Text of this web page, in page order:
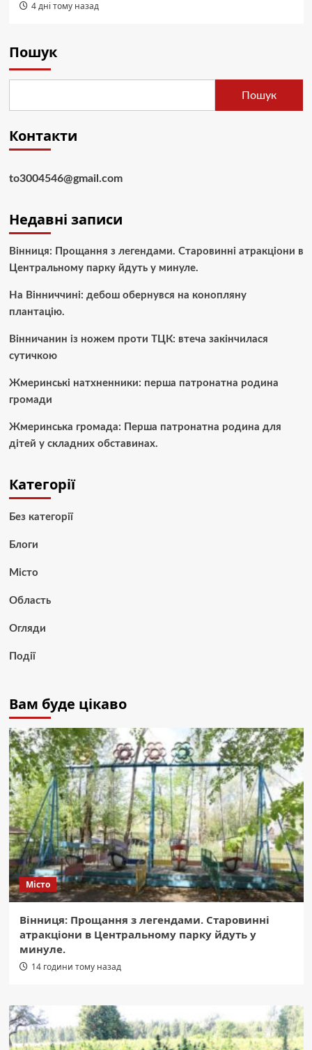
4 дні тому назад
Пошук
Пошук
Контакти
to3004546@gmail.com
Недавні записи
Вінниця: Прощання з легендами. Старовинні атракціони в
Центральному парку йдуть у минуле.
На Вінниччині: дебош обернувся на конопляну
плантацію.
Вінничанин із ножем проти ТЦК: втеча закінчилася
сутичкою
Жмеринські натхненники: перша патронатна родина
громади
Жмеринська громада: Перша патронатна родина для
дітей у складних обставинах.
Категорії
Без категорії
Блоги
Місто
Область
Огляди
Події
Вам буде цікаво
Місто
Вінниця: Прощання з легендами. Старовинні
атракціони в Центральному парку йдуть у
минуле.
14 години тому назад